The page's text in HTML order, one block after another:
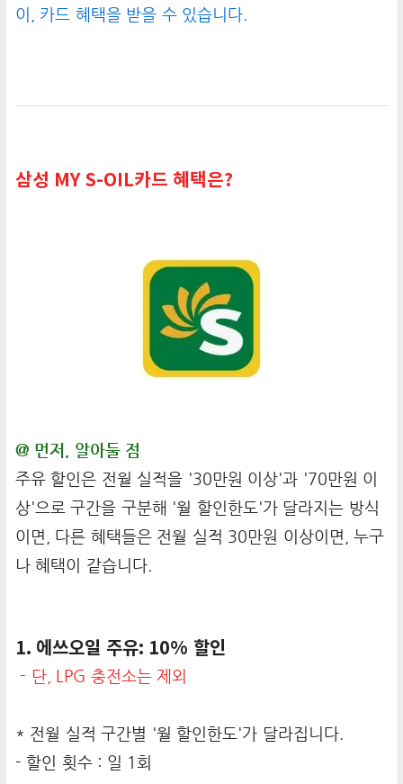
이, 카드 혜택을 받을 수 있습니다.
삼성 MY S-OIL카드 혜택은?
@ 먼저, 알아둘 점
주유 할인은 전월 실적을 '30만원 이상'과 '70만원 이
상'으로 구간을 구분해 '월 할인한도'가 달라지는 방식
이면, 다른 혜택들은 전월 실적 30만원 이상이면, 누구
나 혜택이 같습니다.
1. 에쓰오일 주유: 10% 할인
- 단, LPG 충전소는 제외
* 전월 실적 구간별 '월 할인한도'가 달라집니다.
- 할인 횟수 : 일 1회